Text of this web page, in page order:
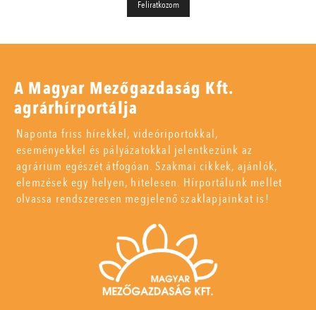
A Magyar Mezőgazdaság Kft.
agrárhírportálja
Naponta friss hírekkel, videóriportokkal,
eseményekkel és pályázatokkal jelentkezünk az
agrárium egészét átfogóan. Szakmai cikkek, ajánlók,
elemzések egy helyen, hitelesen. Hírportálunk mellet
olvassa rendszeresen megjelenő szaklapjainkat is!